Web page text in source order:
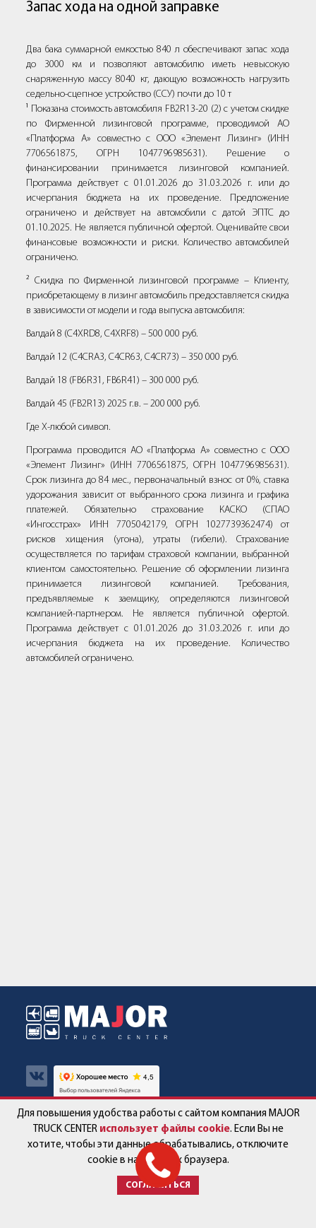
Запас хода на одной заправке
Два бака суммарной емкостью 840 л обеспечивают запас хода
до 3000 км и позволяют автомобилю иметь невысокую
снаряженную массу 8040 кг, дающую возможность нагрузить
седельно-сцепное устройство (ССУ) почти до 10 т
¹ Показана стоимость автомобиля FВ2R13-20 (2) с учетом скидке
по Фирменной лизинговой программе, проводимой АО
«Платформа А» совместно с ООО «Элемент Лизинг» (ИНН
7706561875, ОГРН 1047796985631). Решение о
финансировании принимается лизинговой компанией.
Программа действует с 01.01.2026 до 31.03.2026 г. или до
исчерпания бюджета на их проведение. Предложение
ограничено и действует на автомобили с датой ЭПТС до
01.10.2025. Не является публичной офертой. Оценивайте свои
финансовые возможности и риски. Количество автомобилей
ограничено.
² Скидка по Фирменной лизинговой программе – Клиенту,
приобретающему в лизинг автомобиль предоставляется скидка
в зависимости от модели и года выпуска автомобиля:
Валдай 8 (C4XRD8, C4XRF8) – 500 000 руб.
Валдай 12 (С4СRА3, С4СR63, С4СR73) – 350 000 руб.
Валдай 18 (FB6R31, FB6R41) – 300 000 руб.
Валдай 45 (FB2R13) 2025 г.в. – 200 000 руб.
Где Х-любой символ.
Программа проводится АО «Платформа А» совместно с ООО
«Элемент Лизинг» (ИНН 7706561875, ОГРН 1047796985631).
Срок лизинга до 84 мес., первоначальный взнос от 0%, ставка
удорожания зависит от выбранного срока лизинга и графика
платежей. Обязательно страхование КАСКО (СПАО
«Ингосстрах» ИНН 7705042179, ОГРН 1027739362474) от
рисков хищения (угона), утраты (гибели). Страхование
осуществляется по тарифам страховой компании, выбранной
клиентом самостоятельно. Решение об оформлении лизинга
принимается лизинговой компанией. Требования,
предъявляемые к заемщику, определяются лизинговой
компанией-партнером. Не является публичной офертой.
Программа действует с 01.01.2026 до 31.03.2026 г. или до
исчерпания бюджета на их проведение. Количество
автомобилей ограничено.
Авто в наличии
Спецпредложения
Контакты
Работа в компании
Новости
Для повышения удобства работы с сайтом компания MAJOR
TRUCK CENTER использует файлы cookie. Если Вы не
хотите, чтобы эти данные обрабатывались, отключите
cookie в настройках браузера.
СОГЛАСИТЬСЯ